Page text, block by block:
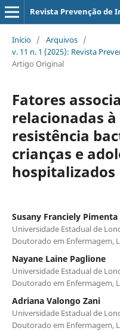
Revista Prevenção de
Início / Arquivos /
v. 11 n. 1 (2025): Revista
Artigo Original
Fatores
relacionadas
resistência
crianças e
hospitalizados
Susany Franciely Pimenta
Universidade Estadual de
Doutorado em Enfermagem,
Nayane Laine Paglione
Universidade Estadual de
Doutorado em Enfermagem,
Adriana Valongo Zani
Universidade Estadual de
Doutorado em Enfermagem,